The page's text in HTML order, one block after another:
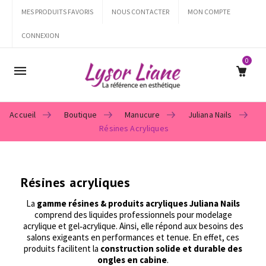
MES PRODUITS FAVORIS NOUS CONTACTER MON COMPTE
CONNEXION
Mobile
0
Accueil Boutique Manucure
Juliana Nails
Résines Acryliques
Résines acryliques
La gamme résines & produits acryliques Juliana Nails
comprend des liquides professionnels pour modelage
acrylique et gel‑acrylique. Ainsi, elle répond aux besoins des
salons exigeants en performances et tenue. En effet, ces
produits facilitent la construction solide et durable des
ongles en cabine.